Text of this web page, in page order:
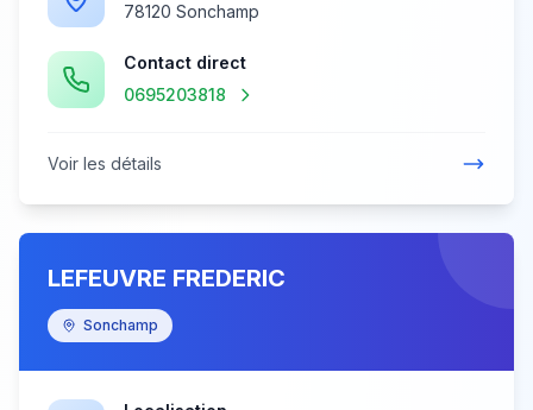
78120 Sonchamp
Contact direct
0695203818
Voir les détails
LEFEUVRE FREDERIC
Sonchamp